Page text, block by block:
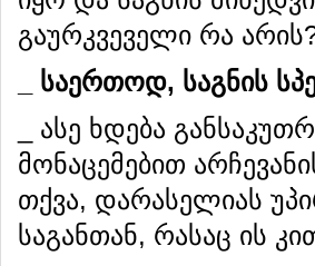
გაურკვეველი რა
საერთოდ, საგნის
_ ასე ხდება
მონაცემებით
თქვა, დარასელიას
საგანთან, რასაც ის